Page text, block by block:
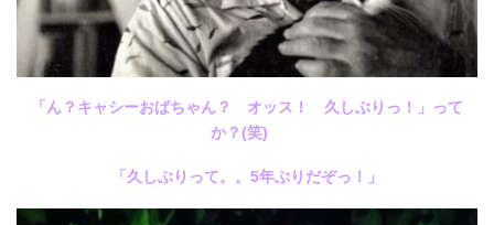
「ん？キャシーおばちゃん？ オッス！ 久しぶりっ！」って
か？(笑)
「久しぶりって。。5年ぶりだぞっ！」